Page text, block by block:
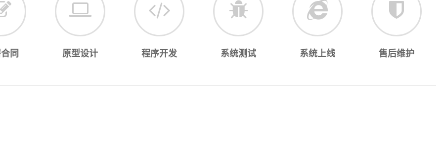
同 原型设计 程序开发 系统测试 系统上线 售后维护